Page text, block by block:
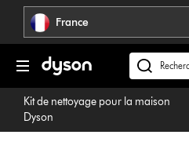
Sauter
pages
France
Rechercher
des
produits
Kit de nettoyage pour la maison
Dyson